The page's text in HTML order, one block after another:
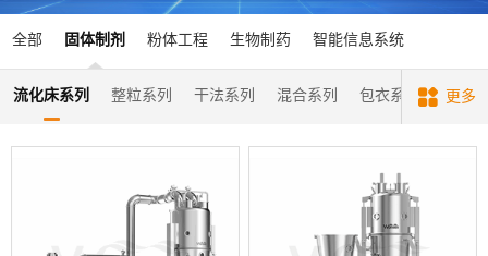
全部 固体制剂 粉体工程 生物制药 智能信息系统
流化床系列 整粒系列 干法系列 混合系列 包衣系列 提升
更多